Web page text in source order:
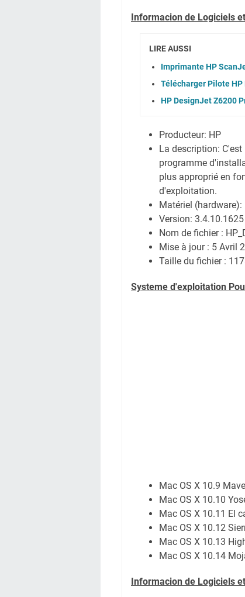
Informacion de Logiciels
LIRE AUSSI
Imprimante HP
Télécharger Pilote
HP DesignJet Z6200
Producteur: HP
La description:
programme
plus approprié en
d'exploitation.
Matériel
Version: 3.4.10.1625
Nom de fichier :
Mise à jour : 5 Avril
Taille du fichier :
Systeme d'exploitation
Mac OS X 10.9
Mac OS X 10.10
Mac OS X 10.11 El
Mac OS X 10.12
Mac OS X 10.13
Mac OS X 10.14
Informacion de Logiciels